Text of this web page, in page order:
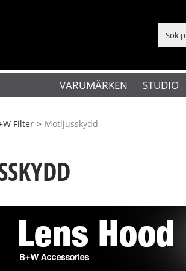
VARUMÄRKEN STUDIO
Filter > Motljusskydd